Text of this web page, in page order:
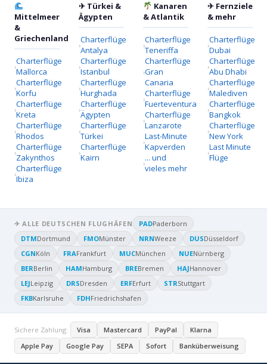
Mittelmeer
&
Griechenland
Charterflüge
Mallorca
Charterflüge
Korfu
Charterflüge
Kreta
Charterflüge
Rhodos
Charterflüge
Zakynthos
Charterflüge
Ibiza
✈ Türkei &
Ägypten
Charterflüge
Antalya
Charterflüge
Istanbul
Charterflüge
Hurghada
Charterflüge
Ägypten
Charterflüge
Türkei
Charterflüge
Kairn
Kanaren
& Atlantik
Charterflüge
Teneriffa
Charterflüge
Gran
Canaria
Charterflüge
Fuerteventura
Charterflüge
Lanzarote
Last-Minute
Kapverden
... und
vieles mehr
✈ Fernziele
& mehr
Charterflüge
Dubai
Charterflüge
Abu Dhabi
Charterflüge
Malediven
Charterflüge
Bangkok
Charterflüge
New York
Last Minute
Flüge
✈ ALLE DEUTSCHEN FLUGHÄFEN PADPaderborn
DTMDortmund FMOMünster NRNWeeze DUSDüsseldorf
CGNKöln FRAFrankfurt MUCMünchen NUENürnberg
BERBerlin HAMHamburg BREBremen HAJHannover
LEJLeipzig DRSDresden ERFErfurt STRStuttgart
FKBKarlsruhe FDHFriedrichshafen
Sichere Zahlung: Visa Mastercard PayPal
Klarna
Apple Pay
Google Pay SEPA Sofort Banküberweisung